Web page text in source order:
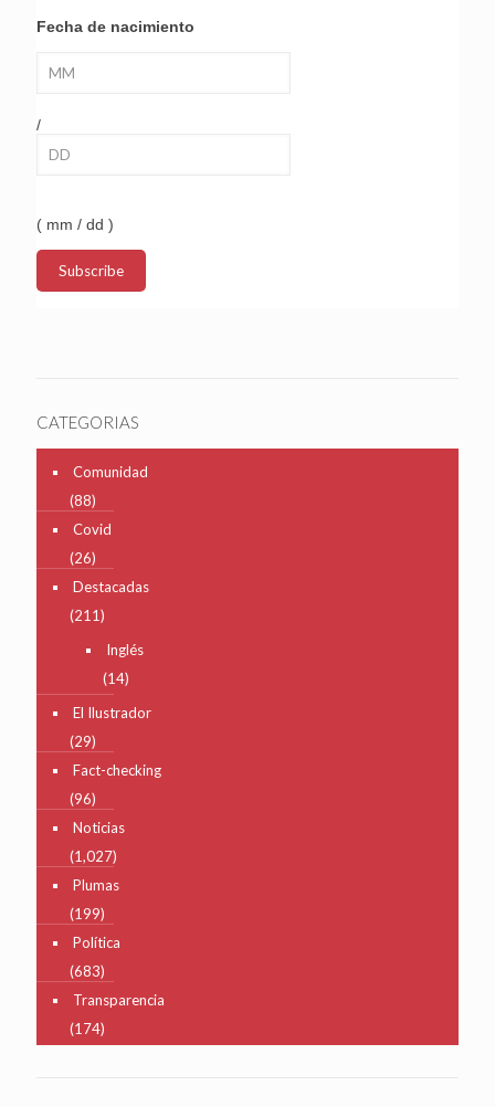
Fecha de nacimiento
/
( mm / dd )
CATEGORIAS
Comunidad
(88)
Covid
(26)
Destacadas
(211)
Inglés
(14)
El Ilustrador
(29)
Fact-checking
(96)
Noticias
(1,027)
Plumas
(199)
Política
(683)
Transparencia
(174)